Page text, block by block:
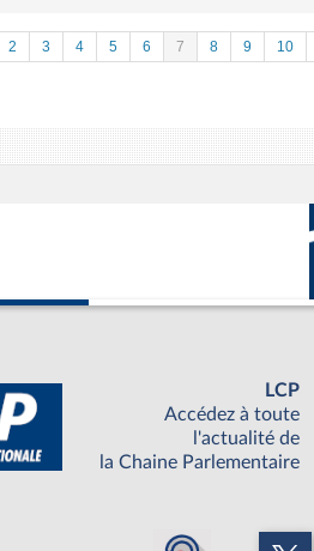
2 3 4 5 6 7 8 9 10
LCP
Accédez à toute
l'actualité de
la Chaine Parlementaire